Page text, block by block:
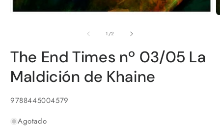
1/de
2
The End Times nº 03/05 La
Maldición de Khaine
SKU:
9788445004579
Agotado